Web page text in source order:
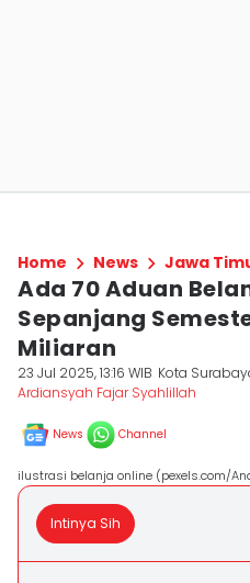
Home News Jawa
Ada 70 Aduan
Sepanjang
Miliaran
23 Jul 2025, 13:16 WIB Kota
Ardiansyah Fajar Syahlillah
News Channel
ilustrasi belanja online (pexels.com/
Intinya Sih